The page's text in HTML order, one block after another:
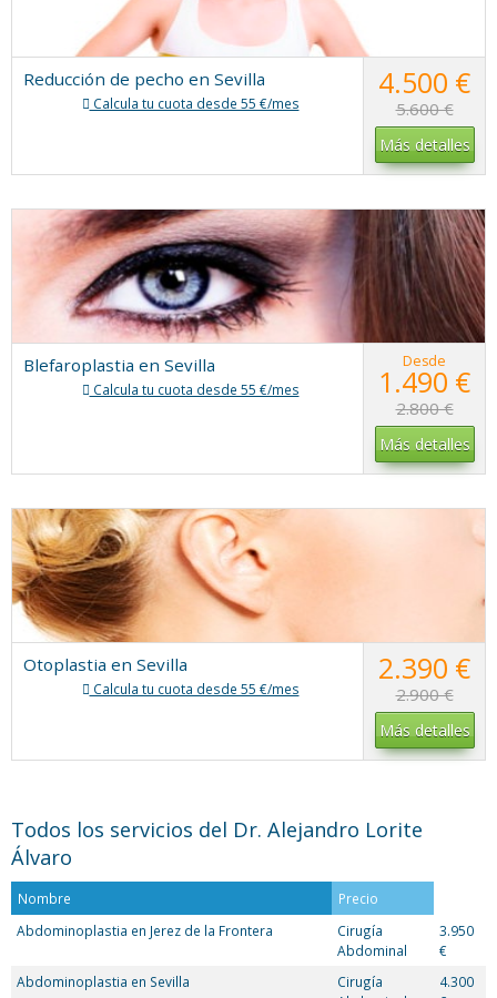
Reducción de pecho en Sevilla
Calcula tu cuota desde 55 €/mes
4.500 €
5.600 €
Más detalles
Blefaroplastia en Sevilla
Calcula tu cuota desde 55 €/mes
Desde
1.490 €
2.800 €
Más detalles
Otoplastia en Sevilla
Calcula tu cuota desde 55 €/mes
2.390 €
2.900 €
Más detalles
Todos los servicios del Dr. Alejandro Lorite
Álvaro
Nombre
Precio
Abdominoplastia en Jerez de la Frontera
Cirugía
Abdominal
3.950
€
Abdominoplastia en Sevilla
Cirugía
4.300